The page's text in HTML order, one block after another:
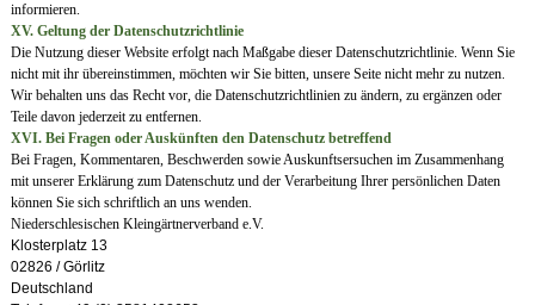
informieren.
XV. Geltung der Datenschutzrichtlinie
Die Nutzung dieser Website erfolgt nach Maßgabe dieser Datenschutzrichtlinie. Wenn Sie
nicht mit ihr übereinstimmen, möchten wir Sie bitten, unsere Seite nicht mehr zu nutzen.
Wir behalten uns das Recht vor, die Datenschutzrichtlinien zu ändern, zu ergänzen oder
Teile davon jederzeit zu entfernen.
XVI. Bei Fragen oder Auskünften den Datenschutz betreffend
Bei Fragen, Kommentaren, Beschwerden sowie Auskunftsersuchen im Zusammenhang
mit unserer Erklärung zum Datenschutz und der Verarbeitung Ihrer persönlichen Daten
können Sie sich schriftlich an uns wenden.
Niederschlesischen Kleingärtnerverband e.V.
Klosterplatz 13
02826 / Görlitz
Deutschland